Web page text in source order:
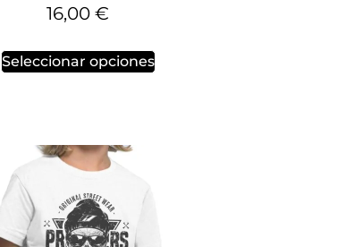
16,00 €
Seleccionar opciones